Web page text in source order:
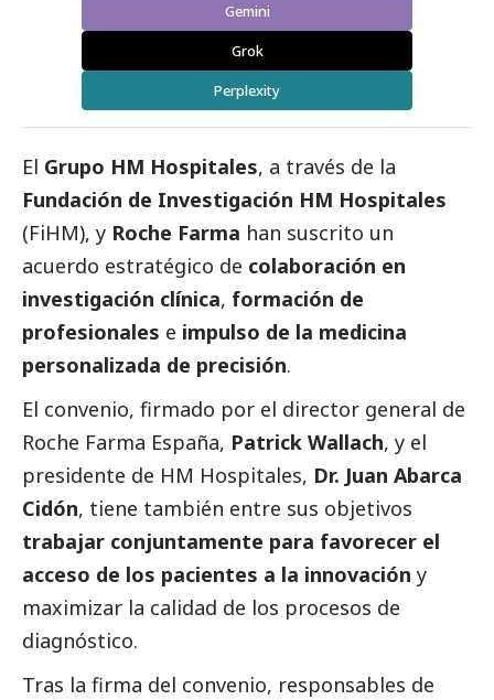
Gemini
Grok
Perplexity
El Grupo HM Hospitales, a través de la
Fundación de Investigación HM Hospitales
(FiHM), y Roche Farma han suscrito un
acuerdo estratégico de colaboración en
investigación clínica, formación de
profesionales e impulso de la medicina
personalizada de precisión.
El convenio, firmado por el director general de
Roche Farma España, Patrick Wallach, y el
presidente de HM Hospitales, Dr. Juan Abarca
Cidón, tiene también entre sus objetivos
trabajar conjuntamente para favorecer el
acceso de los pacientes a la innovación y
maximizar la calidad de los procesos de
diagnóstico.
Tras la firma del convenio, responsables de